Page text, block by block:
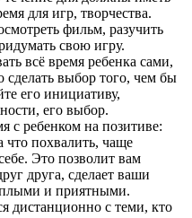
для игр, творчества.
фильм, разучить
свою игру.
всё время ребенка сами,
сделать выбор того, чем бы
его инициативу,
его выбор.
с ребенком на позитиве:
что похвалить, чаще
Это позволит вам
друга, сделает ваши
и приятными.
дистанционно с теми, кто